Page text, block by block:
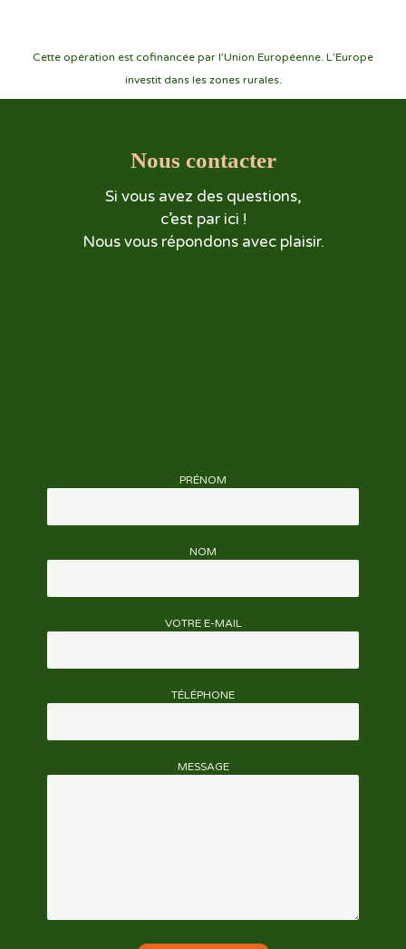
Cette opération est cofinancée par l’Union Européenne. L’Europe
investit dans les zones rurales.
Nous contacter
Si vous avez des questions,
c’est par ici !
Nous vous répondons avec plaisir.
PRÉNOM
NOM
VOTRE E-MAIL
TÉLÉPHONE
MESSAGE